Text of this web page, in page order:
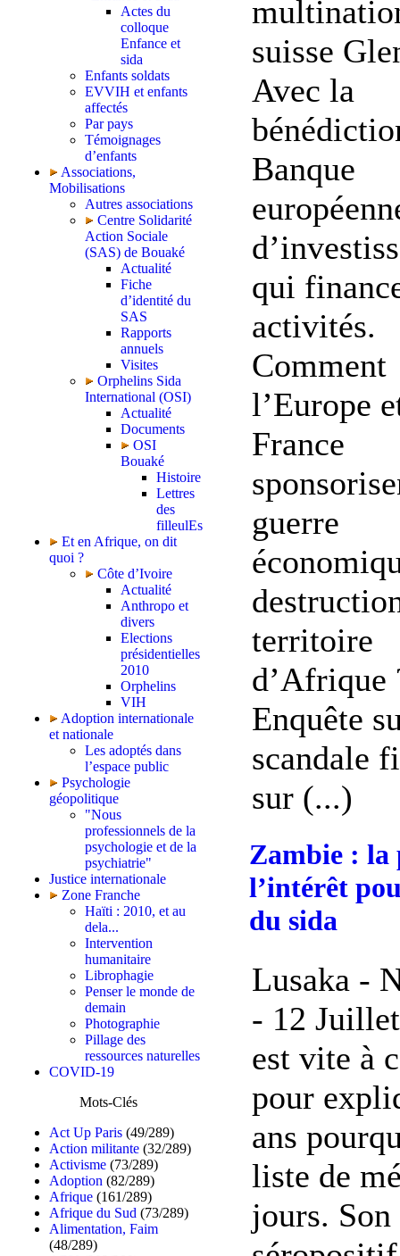
Actes du
colloque
Enfance et
sida
Enfants soldats
EVVIH et enfants
affectés
Par pays
Témoignages
d’enfants
Associations,
Mobilisations
Autres associations
Centre Solidarité
Action Sociale
(SAS) de Bouaké
Actualité
Fiche
d’identité du
SAS
Rapports
annuels
Visites
Orphelins Sida
International (OSI)
Actualité
Documents
OSI
Bouaké
Histoire
Lettres
des
filleulEs
Et en Afrique, on dit
quoi ?
Côte d’Ivoire
Actualité
Anthropo et
divers
Elections
présidentielles
2010
Orphelins
VIH
Adoption internationale
et nationale
Les adoptés dans
l’espace public
Psychologie
géopolitique
"Nous
professionnels de la
psychologie et de la
psychiatrie"
Justice internationale
Zone Franche
Haïti : 2010, et au
dela...
Intervention
humanitaire
Librophagie
Penser le monde de
demain
Photographie
Pillage des
ressources naturelles
COVID-19
Mots-Clés
Act Up Paris (49/289)
Action militante (32/289)
Activisme (73/289)
Adoption (82/289)
Afrique (161/289)
Afrique du Sud (73/289)
Alimentation, Faim
(48/289)
suisse
Avec la
Banque
qui
activités.
Comment
l’Europe
France
guerre
territoire
d’Afrique
Enquête
scandale
sur (...)
Zambie :
l’intérêt
du sida
Lusaka -
- 12
est vite à
pour
ans
liste de
jours.